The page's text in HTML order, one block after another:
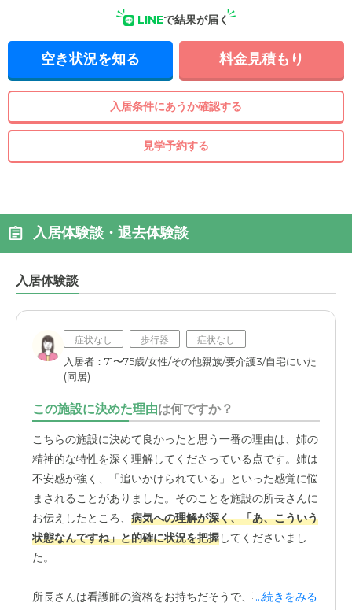
LINEで結果が届く
空き状況を知る 料金見積もり
入居条件にあうか確認する
見学予約する
入居体験談・退去体験談
入居体験談
症状なし 歩行器 症状なし
入居者：71〜75歳/女性/その他親族/要介護3/自宅にいた
(同居)
この施設に決めた理由は何ですか？
こちらの施設に決めて良かったと思う一番の理由は、姉の
精神的な特性を深く理解してくださっている点です。姉は
不安感が強く、「追いかけられている」といった感覚に悩
まされることがありました。そのことを施設の所長さんに
お伝えしたところ、 病気への理解が深く、「あ、こういう
状態なんですね」と的確に状況を把握してくださいまし
た。
所長さんは看護師の資格をお持ちだそうで、専門的な知識
...続きをみる